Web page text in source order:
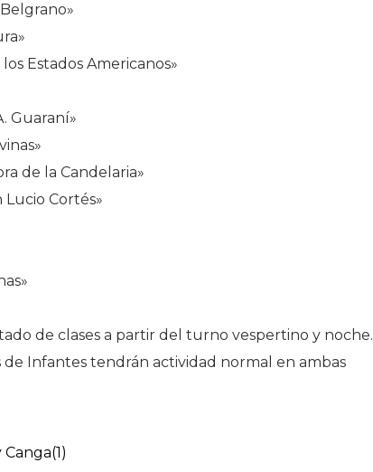
Estados Americanos»
Guaraní»
de la Candelaria»
Lucio Cortés»
de clases a partir del turno vespertino y noche.
Infantes tendrán actividad normal en ambas